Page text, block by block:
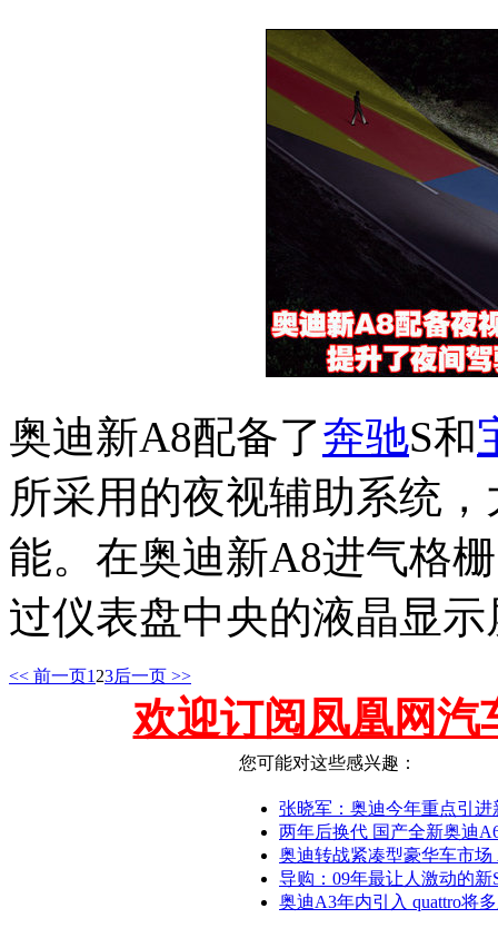
奥迪新A8配备了奔驰S和
所采用的夜视辅助系统
能。在奥迪新A8进气格
过仪表盘中央的液晶显
<< 前一页1 23后一页 >>
欢迎订阅凤凰网汽
您可能对这些感兴趣：
张晓军：奥迪今年重点引进
两年后换代 国产全新奥迪
奥迪转战紧凑型豪华车市
导购：09年最让人激动的
奥迪A3年内引入 quattro将